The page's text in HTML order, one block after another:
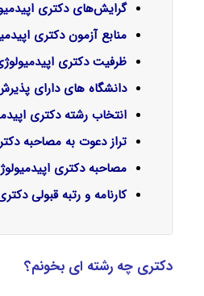
گرایش‌های دکتری
منابع آزمون دکتری
ظرفیت دکتری
دانشگاه های دارای
انتخاب رشته دکتری
تراز دعوت به مصاحبه
مصاحبه دکتری
کارنامه و رتبه قبولی
دکتری چه رشته ای بخونم؟